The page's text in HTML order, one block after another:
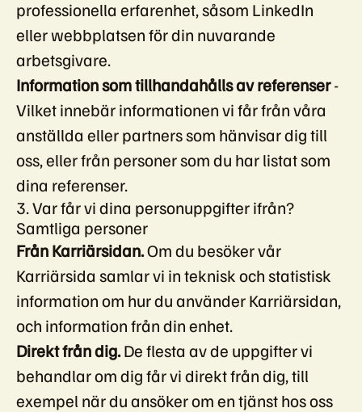
professionella erfarenhet, såsom LinkedIn
eller webbplatsen för din nuvarande
arbetsgivare.
Information som tillhandahålls av referenser-
Vilket innebär informationen vi får från våra
anställda eller partners som hänvisar dig till
oss, eller från personer som du har listat som
dina referenser.
3. Var får vi dina personuppgifter ifrån?
Samtliga personer
Från Karriärsidan.Om du besöker vår
Karriärsida samlar vi in teknisk och statistisk
information om hur du använder Karriärsidan,
och information från din enhet.
Direkt från dig.De flesta av de uppgifter vi
behandlar om dig får vi direkt från dig, till
exempel när du ansöker om en tjänst hos oss